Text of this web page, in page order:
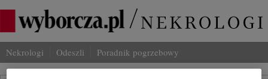
Nekrologi Odeszli Poradnik pogrzebowy